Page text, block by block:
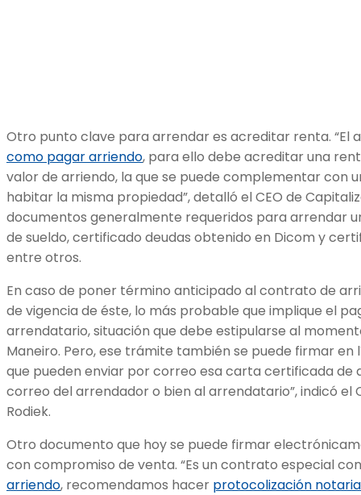
Otro punto clave para arrendar es acreditar renta. “El
como pagar arriendo, para ello debe acreditar una
valor de arriendo, la que se puede complementar con
habitar la misma propiedad”, detalló el CEO de
documentos generalmente requeridos para arrendar
de sueldo, certificado deudas obtenido en Dicom y
entre otros.
En caso de poner término anticipado al contrato de
de vigencia de éste, lo más probable que implique el
arrendatario, situación que debe estipularse al
Maneiro. Pero, ese trámite también se puede firmar
que pueden enviar por correo esa carta certificada de
correo del arrendador o bien al arrendatario”, indicó el
Rodiek.
Otro documento que hoy se puede firmar
con compromiso de venta. “Es un contrato especial
arriendo, recomendamos hacer protocolización